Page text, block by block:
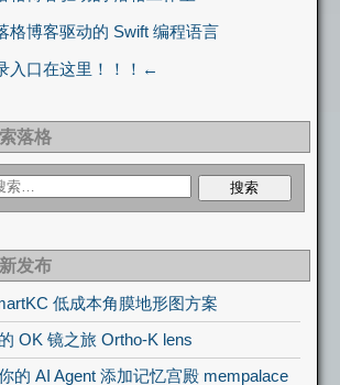
格博客驱动的 Swift 编程语言
入口在这里！！！←
落格
发布
低成本角膜地形图方案
OK 镜之旅 Ortho-K lens
的 AI Agent 添加记忆宫殿 mempalace